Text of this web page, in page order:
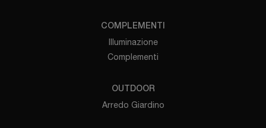
COMPLEMENTI
Illuminazione
Complementi
OUTDOOR
Arredo Giardino